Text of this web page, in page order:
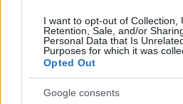
I want to opt-out of Collection,
Retention, Sale, and/or
Personal Data that Is
Purposes for which it was
Opted Out
Google consents
Η χρήση του LSD σε
«ταξίδι» ή ψευδαισθήσεις.
μικρές, ώστε να μην
αντίληψης. Ο στόχος είναι